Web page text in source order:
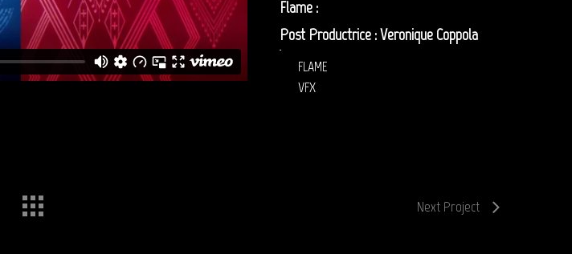
Flame :
Post Productrice : Veronique Coppola
FLAME
VFX
Next Project